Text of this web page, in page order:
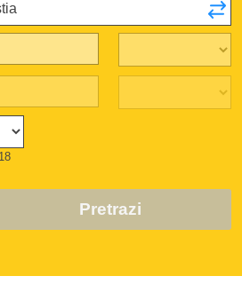
Pretrazi